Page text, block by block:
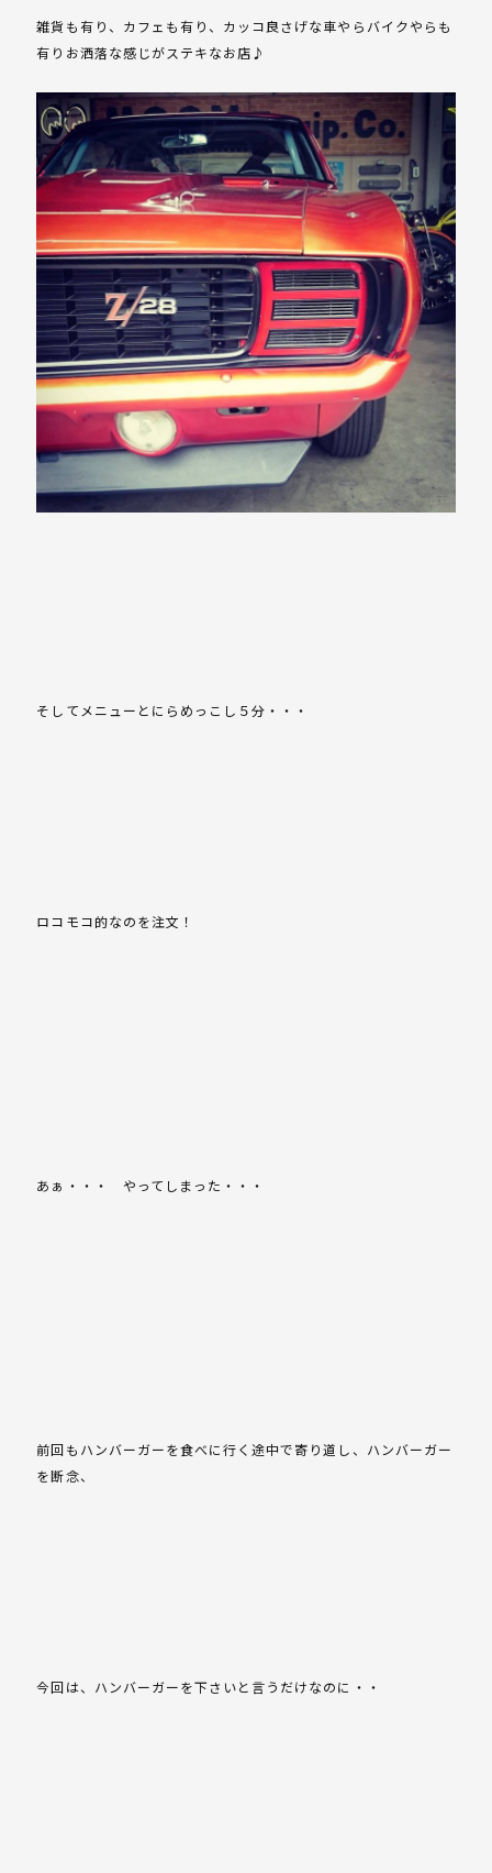
雑貨も有り、カフェも有り、カッコ良さげな車やらバイクやらも
有りお洒落な感じがステキなお店♪
そしてメニューとにらめっこし５分・・・
ロコモコ的なのを注文！
あぁ・・・ やってしまった・・・
前回もハンバーガーを食べに行く途中で寄り道し、ハンバーガー
を断念、
今回は、ハンバーガーを下さいと言うだけなのに・・